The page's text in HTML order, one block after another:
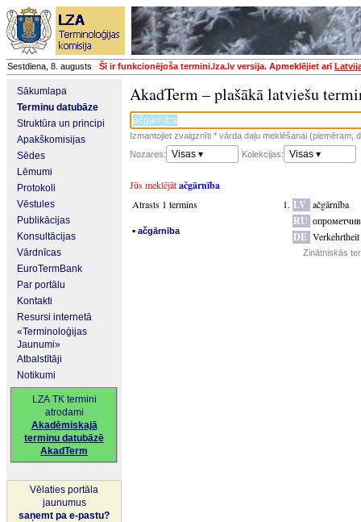
Sestdiena, 8. augusts Šī ir funkcionējoša termini.lza.lv versija. Apmeklējiet arī
Sākumlapa
Terminu datubāze
Struktūra un principi
Apakškomisijas
Sēdes
Lēmumi
Protokoli
Vēstules
Publikācijas
Konsultācijas
Vārdnīcas
EuroTermBank
Par portālu
Kontakti
Resursi internetā
«Terminoloģijas
Jaunumi»
Atbalstītāji
Notikumi
LZA TK termini
atrodami
Akadēmiskajā
terminu datubāzē
AkadTerm
Vēlaties portāla
jaunumus
saņemt pa e-pastu?
AkadTerm – plašākā latviešu
Izmantojiet zvaigznīti * vārda daļu meklēšanai (piemēram,
Nozares:
Visas ▾ Kolekcijas: Visas ▾
Jūs meklējātačgārnība
Atrasts 1 termins
▪ ačgārnība
LV ačgārnība
RU
DE Verkehrtheit
Zinātniskās